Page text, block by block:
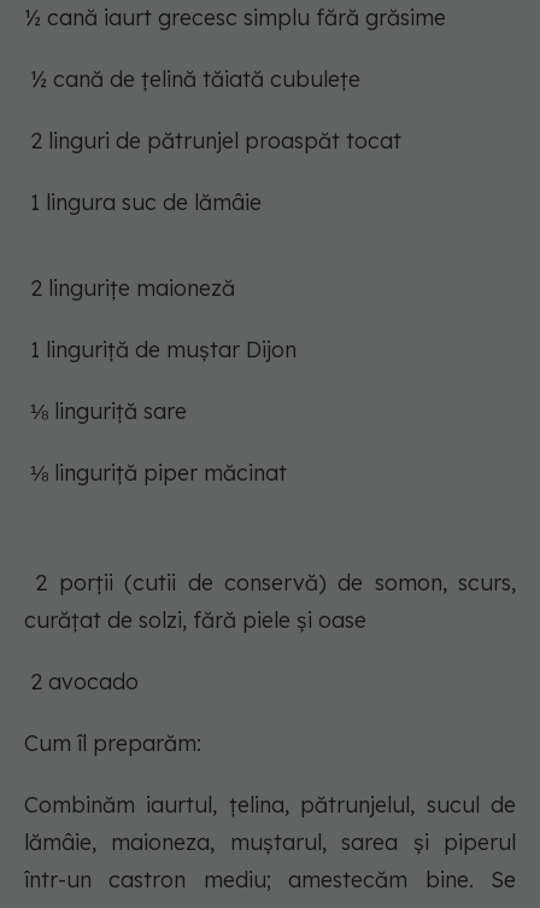
½ cană iaurt grecesc simplu fără grăsime
½ cană de țelină tăiată cubulețe
2 linguri de pătrunjel proaspăt tocat
1 lingura suc de lămâie
2 lingurițe maioneză
1 linguriță de muștar Dijon
⅛ linguriță sare
⅛ linguriță piper măcinat
2 porții (cutii de conservă) de somon, scurs,
curățat de solzi, fără piele și oase
2 avocado
Cum îl preparăm:
Combinăm iaurtul, țelina, pătrunjelul, sucul de
lămâie, maioneza, muștarul, sarea și piperul
într-un castron mediu; amestecăm bine. Se